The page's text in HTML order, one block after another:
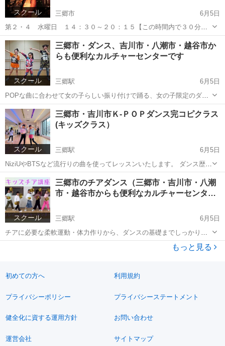
スクール 三郷市
6月5日
第２・４ 水曜日 １４：３０～２０：１５【この時間内で３０分個
人レッスンです】 皆さん世界に一つだけの声を持っています。この声
を最大に生かせるようにトレーニングいたします。カラオケなどの上
達はもちろんの事、声を出す事で...
埼玉 三郷市 カラオケ
スクール
三郷市・ダンス、吉川市・八潮市・越谷市か
らも便利なカルチャーセンターです
三郷駅
6月5日
POPな曲に合わせて女の子らしい振り付けで踊る、女の子限定のダン
ス教室です♪ 《講師》ダンサーＤ・Ａ ３歳からダンスを始め、１２歳
からJAZZダンスを習う。１５歳からHIPHOP、LOCK、HOUSEを学
ぶ。...
埼玉 三郷市 三郷駅 その他 カルチャーセンター
スクール
三郷市・吉川市Ｋ-ＰＯＰダンス完コピクラス
(キッズクラス）
三郷駅
6月5日
NiziUやBTSなど流行りの曲を使ってレッスンいたします。 ダンス歴１
６年、ＥＸＩＬＥ、Ｓwwepなどのバックダンサー、ＬＡvibeコンテス
ト優勝・準優勝のmikune先生から学べます！ 各クラス残席わずかで
す！ ...
埼玉 三郷市 三郷駅 その他 POP
スクール
三郷市のチアダンス（三郷市・吉川市・八潮
市・越谷市からも便利なカルチャーセンタ…
三郷駅
6月5日
チアに必要な柔軟運動・体力作りから、ダンスの基礎までしっかりレ
ッスンします。 講 師 チアダンス指導者 みなみ 日 時 第２・４水
曜日 １７：４５～１９：１５ 受講料 月額：６，８８０円（税込） ...
カルチャーセンターもっと見る
初めての方へ 利用規約
プライバシーポリシー プライバシーステートメント
健全化に資する運用方針 お問い合わせ
運営会社 サイトマップ